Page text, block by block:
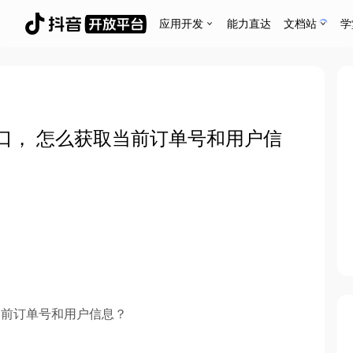
应用开发 能力直达 文档站
， 怎么获取当前订单号和用户信
订单号和用户信息？